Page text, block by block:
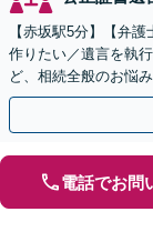
【赤坂駅5分】【弁
作りたい／遺言を執
ど、相続全般のお悩
な問題も粘り強く対
電話でお問